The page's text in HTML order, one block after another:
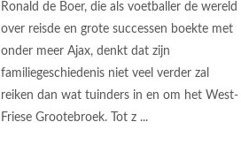
Ronald de Boer, die als voetballer de wereld
over reisde en grote successen boekte met
onder meer Ajax, denkt dat zijn
familiegeschiedenis niet veel verder zal
reiken dan wat tuinders in en om het West-
Friese Grootebroek. Tot z ...